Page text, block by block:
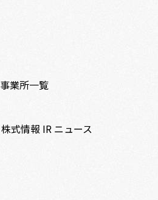
事業所一覧
株式情報 IR ニュース